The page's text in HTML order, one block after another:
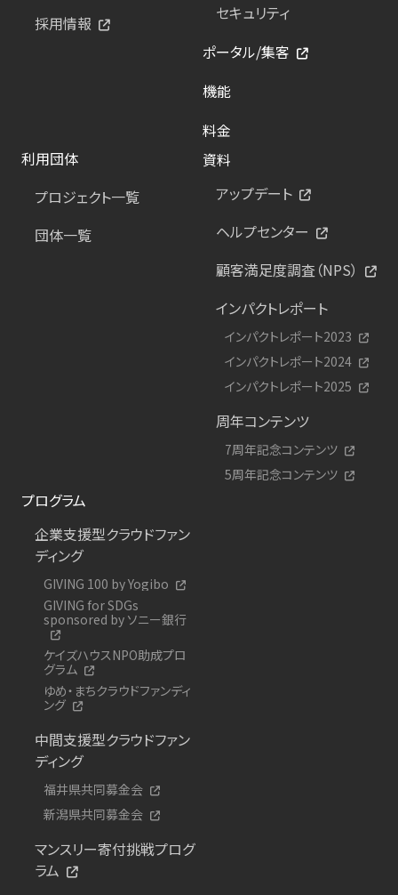
採用情報
セキュリティ
ポータル/集客
機能
料金
利用団体
プロジェクト一覧
団体一覧
資料
アップデート
ヘルプセンター
顧客満足度調査（NPS）
インパクトレポート
インパクトレポート2023
インパクトレポート2024
インパクトレポート2025
周年コンテンツ
7周年記念コンテンツ
5周年記念コンテンツ
プログラム
企業支援型クラウドファン
ディング
GIVING 100 by Yogibo
GIVING for SDGs
sponsored by ソニー銀行
ケイズハウスNPO助成プロ
グラム
ゆめ・まちクラウドファンディ
ング
中間支援型クラウドファン
ディング
福井県共同募金会
新潟県共同募金会
マンスリー寄付挑戦プログ
ラム